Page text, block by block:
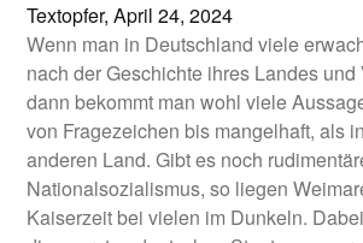
Textopfer,April 24, 2024
Wenn man in Deutschland viele
nach der Geschichte ihres Landes und
dann bekommt man wohl viele
von Fragezeichen bis mangelhaft, als
anderen Land. Gibt es noch
Nationalsozialismus, so liegen
Kaiserzeit bei vielen im Dunkeln.